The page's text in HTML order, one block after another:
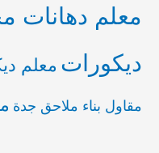
معلم دهانات
ديكورات معلم
مقاول بناء ملاحق جدة